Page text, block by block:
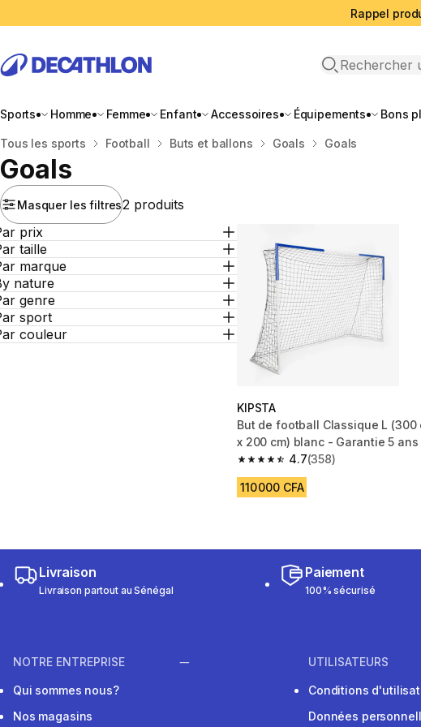
Rappel
Open search
Sports Homme Femme Enfant Accessoires Équipements Bons
Accueil
Tous les sports Football Buts et ballons Goals Goals
Goals
Masquer les filtres2 produits
prix
taille
marque
nature
genre
sport
couleur
KIPSTA
​But de football Classique L (300
x 200 cm) blanc - Garantie 5 ans
4.7
4.7 out of 5 stars from 358
(358)
110 000 CFA
Livraison
Livraison partout au Sénégal
Paiement
100% sécurisé
NOTRE ENTREPRISE
Qui sommes nous?
Nos magasins
UTILISATEURS
Conditions
Données